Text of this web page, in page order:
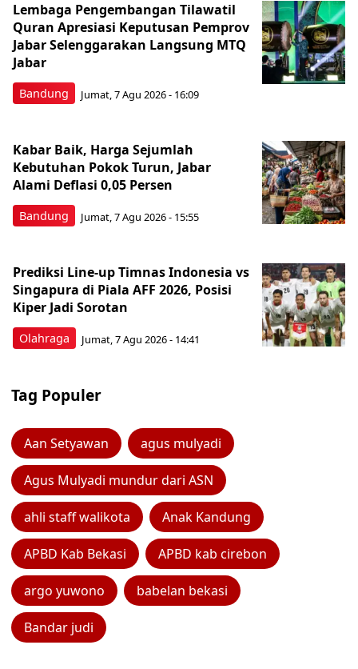
Bandung
Lembaga Pengembangan Tilawatil
Quran Apresiasi Keputusan Pemprov
Jabar Selenggarakan Langsung MTQ
Jabar
Jumat, 7 Agu 2026 - 16:09
Bandung
Kabar Baik, Harga Sejumlah
Kebutuhan Pokok Turun, Jabar
Alami Deflasi 0,05 Persen
Jumat, 7 Agu 2026 - 15:55
Olahraga
Prediksi Line-up Timnas Indonesia vs
Singapura di Piala AFF 2026, Posisi
Kiper Jadi Sorotan
Jumat, 7 Agu 2026 - 14:41
Tag Populer
Aan Setyawan agus mulyadi
Agus Mulyadi mundur dari ASN
ahli staff walikota Anak Kandung
APBD Kab Bekasi APBD kab cirebon
argo yuwono babelan bekasi
Bandar judi